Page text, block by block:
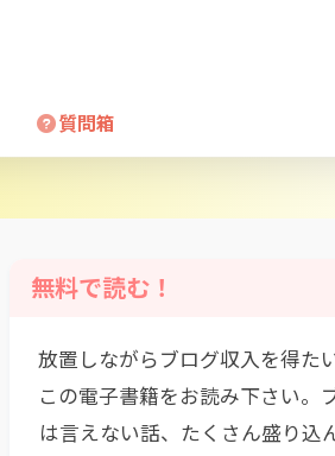
質問箱
無料で読む！
放置しながらブログ収入を得た
この電子書籍をお読み下さい。
は言えない話、たくさん盛り込